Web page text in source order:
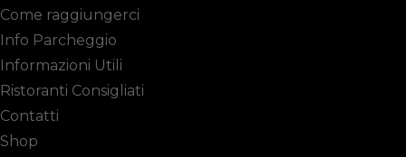
Come raggiungerci
Info Parcheggio
Informazioni Utili
Ristoranti Consigliati
Contatti
Shop